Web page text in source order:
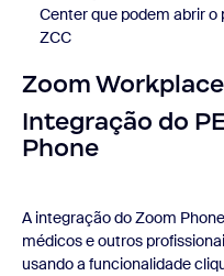
Center que podem abrir o
ZCC
Zoom Workplace
Integração do
Phone
A integração do Zoom
médicos e outros
usando a funcionalidade